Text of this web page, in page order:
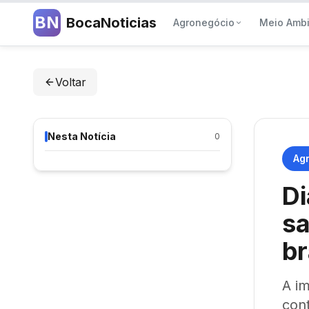
BN BocaNoticias Agronegócio Meio
Voltar
Nesta Notícia 0
A